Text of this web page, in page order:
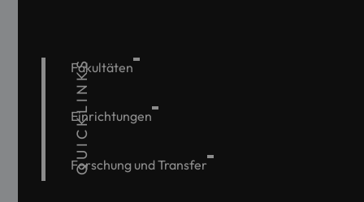
QUICKLINKS
Fakultäten
Einrichtungen
Forschung und Transfer